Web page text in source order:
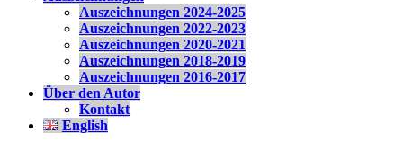
Auszeichnungen 2024-2025
Auszeichnungen 2022-2023
Auszeichnungen 2020-2021
Auszeichnungen 2018-2019
Auszeichnungen 2016-2017
Über den Autor
Kontakt
English